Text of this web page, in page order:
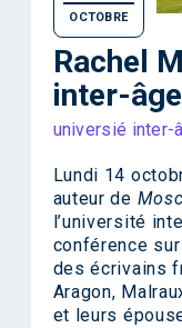
OCTOBRE
Rachel
inter-
universié inter-
Lundi 14
auteur de
l’université
conférence
des écrivains
Aragon,
et leurs